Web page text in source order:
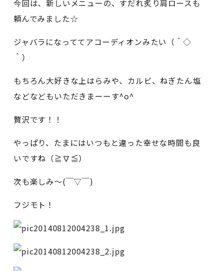
今回は、新しいメニューの、すだれ炙り肩ロースも
頼んでみました☆
ジャバラになっててアコーディオンみたい（＾◇
＾）
もちろん大好きな上はらみや、カルビ、ねぎたん塩
などなどもいただきまーーす^o^
贅沢です！！
やっぱり、たまにはいつもと違った幸せな時間も良
いですね（≧∇≦）
次も楽しみ〜(￣▽￣)
フジモト！